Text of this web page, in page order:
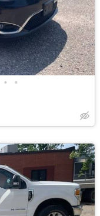
• •